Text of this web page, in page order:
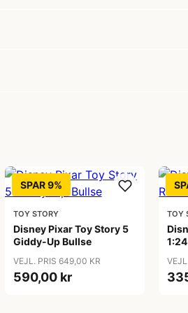
SPAR 9%
TOY STORY
Disney Pixar Toy Story 5
Giddy-Up Bullse
VEJL. PRIS 649,00 KR
590,00 kr
TOY
1:24